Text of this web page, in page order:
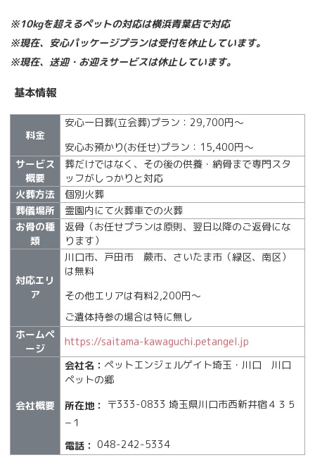
※10kgを超えるペットの対応は横浜青葉店で対応
※現在、安心パッケージプランは受付を休止しています。
※現在、送迎・お迎えサービスは休止しています。
基本情報
料金
安心一日葬(立会葬)プラン：29,700円〜
安心お預かり(お任せ)プラン：15,400円〜
サービス
概要
葬だけではなく、その後の供養・納骨まで専門スタ
ッフがしっかりと対応
火葬方法
個別火葬
葬儀場所
霊園内にて火葬車での火葬
お骨の種
類
返骨（お任せプランは原則、翌日以降のご返骨にな
ります）
対応エリ
ア
川口市、戸田市 蕨市、さいたま市（緑区、南区）
は無料
その他エリアは有料2,200円〜
ご遺体持参の場合は特に無し
ホームペ
ージ
https://saitama-kawaguchi.petangel.jp
会社概要
会社名： ペットエンジェルゲイト埼玉・川口 川口
ペットの郷
所在地：
〒333-0833 埼玉県川口市西新井宿４３５
−１
電話： 048-242-5334